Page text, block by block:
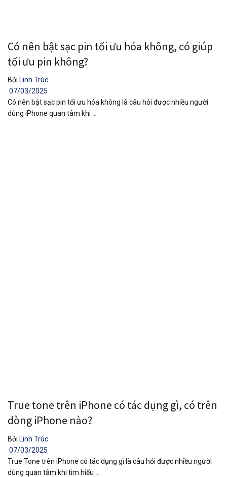
Có nên bật sạc pin tối ưu hóa không, có giúp
tối ưu pin không?
Bởi Linh Trúc
07/03/2025
Có nên bật sạc pin tối ưu hóa không là câu hỏi được nhiều người
dùng iPhone quan tâm khi ...
True tone trên iPhone có tác dụng gì, có trên
dòng iPhone nào?
Bởi Linh Trúc
07/03/2025
True Tone trên iPhone có tác dụng gì là câu hỏi được nhiều người
dùng quan tâm khi tìm hiểu ...